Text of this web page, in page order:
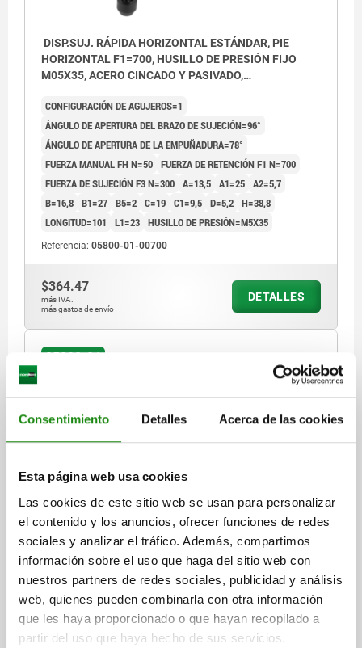
Consentimiento Detalles Acerca de las cookies
Esta página web usa cookies
Las cookies de este sitio web se usan para personalizar
el contenido y los anuncios, ofrecer funciones de redes
sociales y analizar el tráfico. Además, compartimos
información sobre el uso que haga del sitio web con
nuestros partners de redes sociales, publicidad y análisis
web, quienes pueden combinarla con otra información
que les haya proporcionado o que hayan recopilado a
partir del uso que haya hecho de sus servicios.
DISP.SUJ. RÁPIDA HORIZONTAL ESTÁNDAR, PIE
HORIZONTAL F1=700, HUSILLO DE PRESIÓN FIJO
M05X35, ACERO CINCADO Y PASIVADO,
CONFIGURACIÓN DE AGUJEROS=1
ÁNGULO DE APERTURA DEL BRAZO DE SUJECIÓN=96°
ÁNGULO DE APERTURA DE LA EMPUÑADURA=78°
FUERZA MANUAL FH N=50 FUERZA DE RETENCIÓN F1 N=700
FUERZA DE SUJECIÓN F3 N=300 A=13,5 A1=25 A2=5,7
B=16,8 B1=27 B5=2 C=19 C1=9,5 D=5,2 H=38,8
LONGITUD=101
L1=23 HUSILLO DE PRESIÓN=M5X35
Referencia: 05800-01-00700
$364.47
más IVA.
más gastos de envío
DETALLES
05800-01
HORIZONTAL F1=1400, HUSILLO DE PRESIÓN FIJO
M06X50, ACERO CINCADO Y PASIVADO,
COMP:PLÁSTICO ROJO
CONFIGURACIÓN DE AGUJEROS=5
ÁNGULO DE APERTURA DEL BRAZO DE SUJECIÓN=93°
ÁNGULO DE APERTURA DE LA EMPUÑADURA=76°
FUERZA MANUAL FH N=150 FUERZA DE RETENCIÓN F1 N=1400
FUERZA DE SUJECIÓN F3 N=600 A=26 A1=38 A2=6
B=28